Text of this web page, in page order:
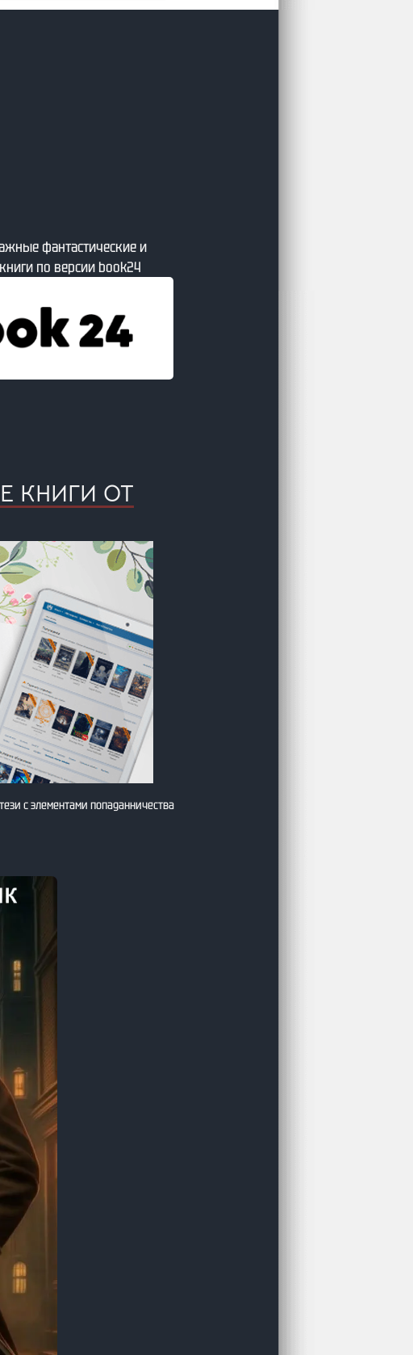
– Свежие книги от сайта Литсовет
КНИГИ ОТ
с элементами попаданничества